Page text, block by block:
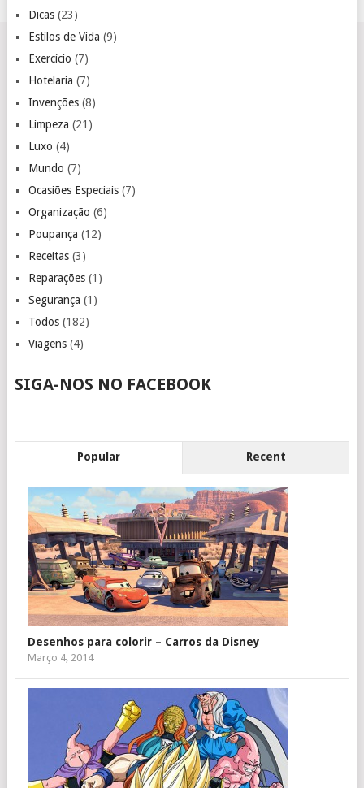
Dicas(23)
Estilos de Vida (9)
Exercício (7)
Hotelaria (7)
Invenções(8)
Limpeza (21)
Luxo (4)
Mundo (7)
Ocasiões Especiais(7)
Organização (6)
Poupança (12)
Receitas(3)
Reparações(1)
Segurança (1)
Todos(182)
Viagens(4)
SIGA-NOS NO FACEBOOK
Popular Recent
Desenhos para colorir – Carros da Disney
Março 4, 2014